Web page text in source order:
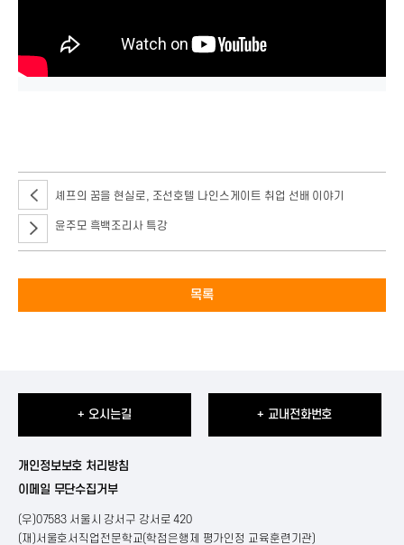
셰프의 꿈을 현실로, 조선호텔 나인스게이트 취업 선배 이야기
윤주모 흑백조리사 특강
목록
+ 오시는길 + 교내전화번호
개인정보보호 처리방침
이메일 무단수집거부
(우)07583 서울시 강서구 강서로 420
(재)서울호서직업전문학교(학점은행제 평가인정 교육훈련기관)